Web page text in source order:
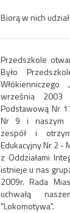
Biorą w nich
Przedszkole
Było
września
Podstawową Nr
Nr 9 i naszym
zespół i
Edukacyjny Nr 2 -
z Oddziałami
istnieje u nas
2009r. Rada
uchwałą
"Lokomotywa".